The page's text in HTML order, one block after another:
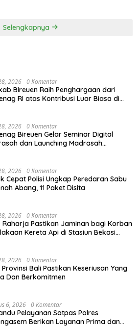
Selengkapnya
2026 0 Komentar
Bireuen Raih Penghargaan dari
RI atas Kontribusi Luar Biasa di
2026 0 Komentar
Bireuen Gelar Seminar Digital
dan Launching Madrasah
2026 0 Komentar
Cepat Polisi Ungkap Peredaran Sabu
Abang, 11 Paket Disita
2026 0 Komentar
Raharja Pastikan Jaminan bagi Korban
Kereta Api di Stasiun Bekasi
2026 0 Komentar
Provinsi Bali Pastikan Keseriusan Yang
Dan Berkomitmen
6, 2026 0 Komentar
Pelayanan Satpas Polres
Berikan Layanan Prima dan